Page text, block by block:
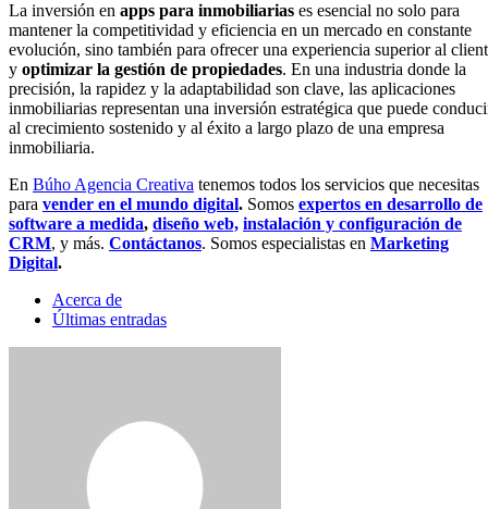
La inversión en apps para inmobiliarias es esencial no solo para
mantener la competitividad y eficiencia en un mercado en constante
evolución, sino también para ofrecer una experiencia superior al
y optimizar la gestión de propiedades. En una industria donde la
precisión, la rapidez y la adaptabilidad son clave, las aplicaciones
inmobiliarias representan una inversión estratégica que puede
al crecimiento sostenido y al éxito a largo plazo de una empresa
inmobiliaria.
En Búho Agencia Creativa tenemos todos los servicios que necesitas
para vender en el mundo digital. Somos expertos en desarrollo de
software a medida, diseño web, instalación y configuración de
CRM, y más. Contáctanos. Somos especialistas en Marketing
Digital.
Acerca de
Últimas entradas